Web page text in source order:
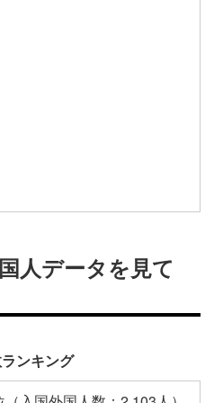
人データを見て
ンキング